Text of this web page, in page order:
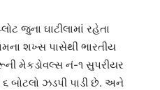
જુના ઘાટીલામાં રહેતા
શખ્સ પાસેથી ભારતીય
મેકડોવલ્સ નં-૧ સુપરીયર
બોટલો ઝડપી પાડી છે. અને